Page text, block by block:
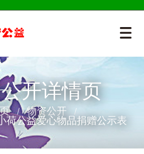
开详情页
物资公开
荷公益爱心物品捐赠公示表